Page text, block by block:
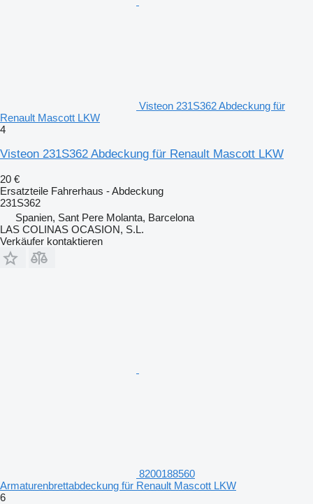
Visteon 231S362 Abdeckung für
Renault Mascott LKW
4
Visteon 231S362 Abdeckung für Renault Mascott LKW
20 €
Ersatzteile Fahrerhaus - Abdeckung
231S362
Spanien, Sant Pere Molanta, Barcelona
LAS COLINAS OCASION, S.L.
Verkäufer kontaktieren
8200188560
Armaturenbrettabdeckung für Renault Mascott LKW
6